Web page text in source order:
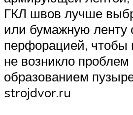
ГКЛ швов лучше
или бумажную ленту
перфорацией, чтобы
не возникло проблем
образованием
strojdvor.ru